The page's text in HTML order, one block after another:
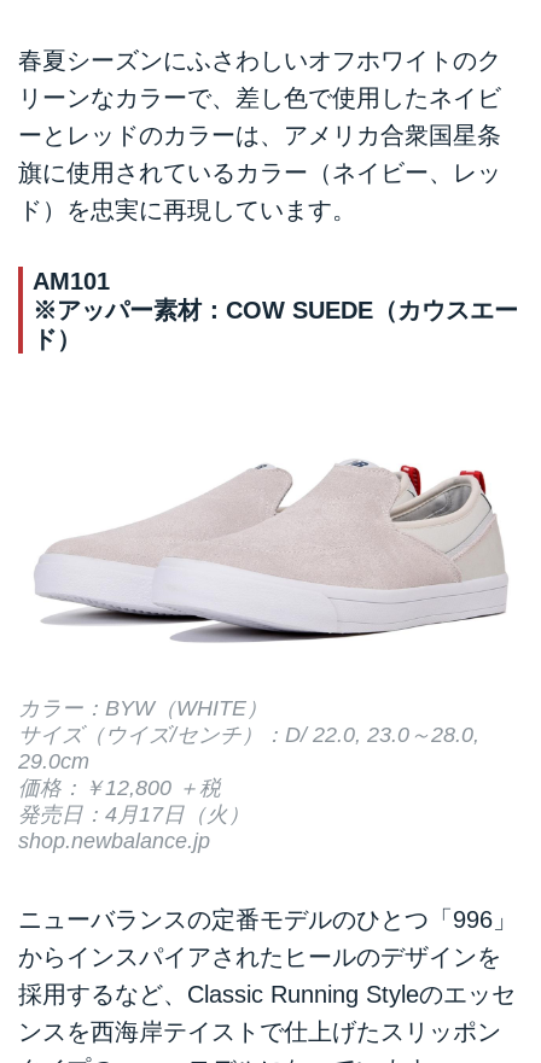
春夏シーズンにふさわしいオフホワイトのク
リーンなカラーで、差し色で使用したネイビ
ーとレッドのカラーは、アメリカ合衆国星条
旗に使用されているカラー（ネイビー、レッ
ド）を忠実に再現しています。
AM101
※アッパー素材：COW SUEDE（カウスエー
ド）
カラー：BYW（WHITE）
サイズ（ウイズ/センチ）：D/ 22.0, 23.0～28.0,
29.0cm
価格：￥12,800 ＋税
発売日：4月17日（火）
shop.newbalance.jp
ニューバランスの定番モデルのひとつ「996」
からインスパイアされたヒールのデザインを
採用するなど、Classic Running Styleのエッセ
ンスを西海岸テイストで仕上げたスリッポン